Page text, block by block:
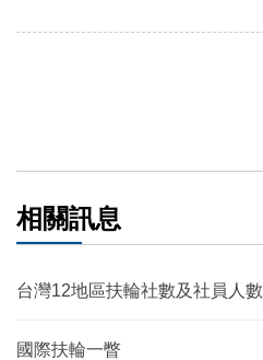
相關訊息
台灣12地區扶輪社數及社員人數
國際扶輪一瞥